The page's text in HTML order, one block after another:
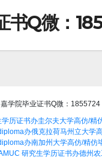
书Q微：
学院毕业证书Q微：1855724
历证书办圭尔夫大学高仿/精
办俄克拉荷马州立大学
办南加州大学高仿/精仿
研究生学历证书办德州